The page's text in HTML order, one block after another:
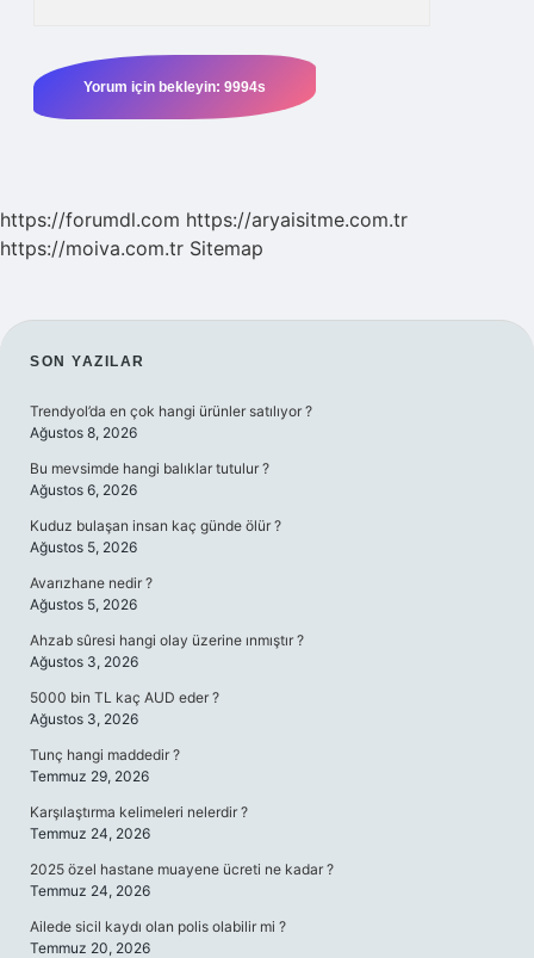
https://forumdl.com https://aryaisitme.com.tr
https://moiva.com.tr Sitemap
SIDEBAR
SON YAZILAR
Trendyol’da en çok hangi ürünler satılıyor ?
Ağustos 8, 2026
Bu mevsimde hangi balıklar tutulur ?
Ağustos 6, 2026
Kuduz bulaşan insan kaç günde ölür ?
Ağustos 5, 2026
Avarızhane nedir ?
Ağustos 5, 2026
Ahzab sûresi hangi olay üzerine ınmıştır ?
Ağustos 3, 2026
5000 bin TL kaç AUD eder ?
Ağustos 3, 2026
Tunç hangi maddedir ?
Temmuz 29, 2026
Karşılaştırma kelimeleri nelerdir ?
Temmuz 24, 2026
2025 özel hastane muayene ücreti ne kadar ?
Temmuz 24, 2026
Ailede sicil kaydı olan polis olabilir mi ?
Temmuz 20, 2026